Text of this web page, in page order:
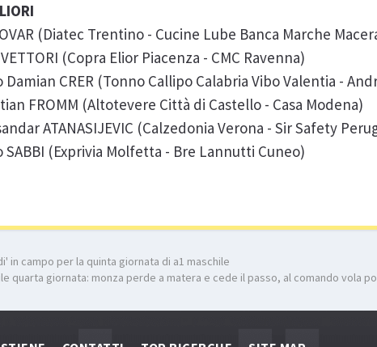
(Diatec Trentino - Cucine Lube Banca Marche
(Copra Elior Piacenza - CMC Ravenna)
Damian CRER (Tonno Callipo Calabria Vibo Valentia -
FROMM (Altotevere Città di Castello - Casa Modena)
ATANASIJEVIC (Calzedonia Verona - Sir Safety
SABBI (Exprivia Molfetta - Bre Lannutti Cuneo)
in campo per la quinta giornata di a1 maschile
quarta giornata: monza perde a matera e cede il passo, al comando vola